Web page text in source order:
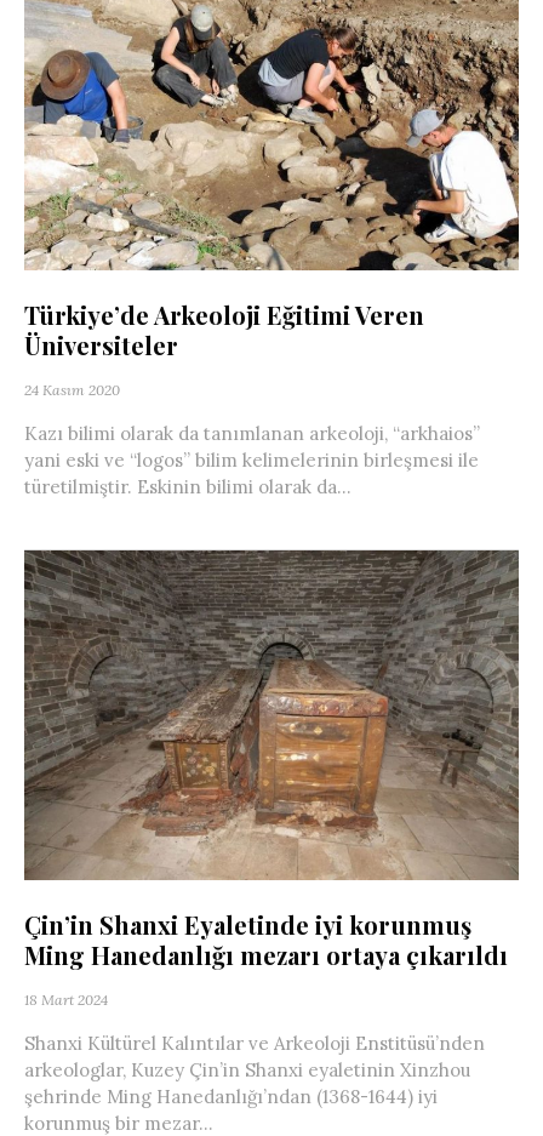
Türkiye’de Arkeoloji Eğitimi Veren
Üniversiteler
24 Kasım 2020
Kazı bilimi olarak da tanımlanan arkeoloji, “arkhaios”
yani eski ve “logos” bilim kelimelerinin birleşmesi ile
türetilmiştir. Eskinin bilimi olarak da...
Çin’in Shanxi Eyaletinde iyi korunmuş
Ming Hanedanlığı mezarı ortaya çıkarıldı
18 Mart 2024
Shanxi Kültürel Kalıntılar ve Arkeoloji Enstitüsü’nden
arkeologlar, Kuzey Çin’in Shanxi eyaletinin Xinzhou
şehrinde Ming Hanedanlığı’ndan (1368-1644) iyi
korunmuş bir mezar...